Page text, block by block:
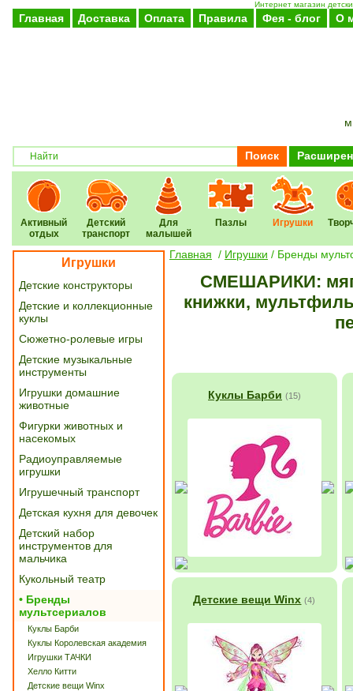
Интернет магазин
Главная Доставка Оплата Правила Фея - блог О
Поиск
Активный
отдых
Детский
транспорт
Для
малышей
Пазлы Игрушки
Игрушки
Детские конструкторы
Детские и коллекционные
куклы
Сюжетно-ролевые игры
Детские музыкальные
инструменты
Игрушки домашние
животные
Фигурки животных и
насекомых
Радиоуправляемые
игрушки
Игрушечный транспорт
Детская кухня для девочек
Детский набор
инструментов для
мальчика
Кукольный театр
• Бренды
мультсериалов
Куклы Барби
Куклы Королевская академия
Игрушки ТАЧКИ
Хелло Китти
Детские вещи Winx
Главная / Игрушки / Бренды
СМЕШАРИКИ:
книжки,
Куклы Барби (15)
Детские вещи Winx (4)